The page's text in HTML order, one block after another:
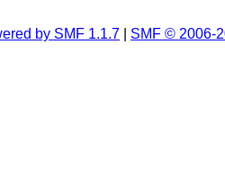
by SMF 1.1.7 SMF © 2006-